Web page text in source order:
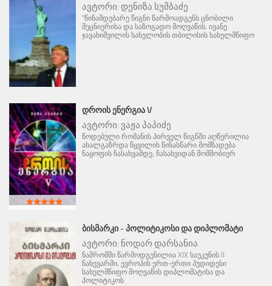
ავტორი: დენიზა სუმბაძე
"წინამდებარე წიგნი წარმოადგენს ცნობილი
მეცნიერისა და საზოგადო მოღვაწის, ივანე
ჯავახიშვილის სახელობის თბილისის სახელმწიფო
ᲓᲠᲝᲘᲡ ᲔᲜᲔᲠᲒᲘᲐ V
ავტორი: ვაჟა პაპიძე
წოდებული რომანის პირველ წიგნში აღწერილია
ახალგაზრდა წყვილის წინასწარი მომზადება
ნაყოფის ჩასახვამდე; ჩასახვიდან მომშობიერ
ᲑᲘᲡᲛᲐᲠᲙᲘ - ᲞᲝᲚᲘᲢᲘᲙᲝᲡᲘ ᲓᲐ ᲓᲘᲞᲚᲝᲛᲐᲢᲘ
ავტორი: ნოდარ დარსანია
ნაშრომში წარმოდგენილია XIX საუკუნის II
ნახევარში, ევროპის ერთ-ერთი პუდიდესი
სახელმწიფო მოღვაწის დიპლომატისა და
პოლიტიკოს